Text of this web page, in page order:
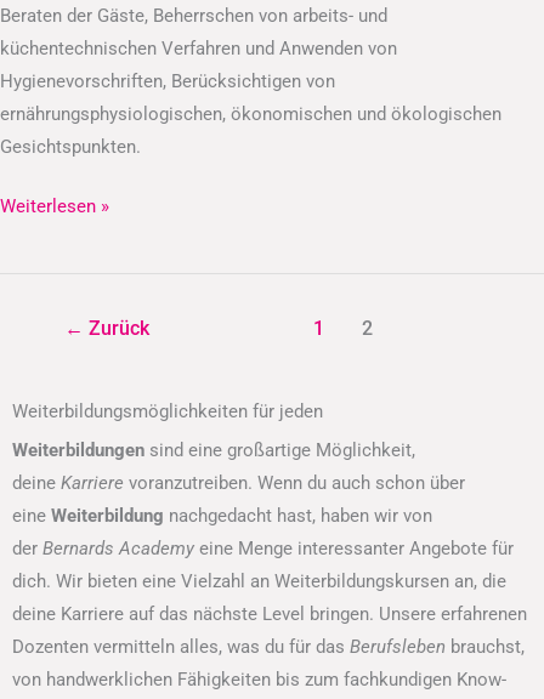
Beraten der Gäste, Beherrschen von arbeits- und
küchentechnischen Verfahren und Anwenden von
Hygienevorschriften, Berücksichtigen von
ernährungsphysiologischen, ökonomischen und ökologischen
Gesichtspunkten.
Weiterlesen »
← Zurück 1 2
Weiterbildungsmöglichkeiten für jeden
Weiterbildungen sind eine großartige Möglichkeit,
deine Karriere voranzutreiben. Wenn du auch schon über
eine Weiterbildung nachgedacht hast, haben wir von
der Bernards Academy eine Menge interessanter Angebote für
dich. Wir bieten eine Vielzahl an Weiterbildungskursen an, die
deine Karriere auf das nächste Level bringen. Unsere erfahrenen
Dozenten vermitteln alles, was du für das Berufsleben brauchst,
von handwerklichen Fähigkeiten bis zum fachkundigen Know-